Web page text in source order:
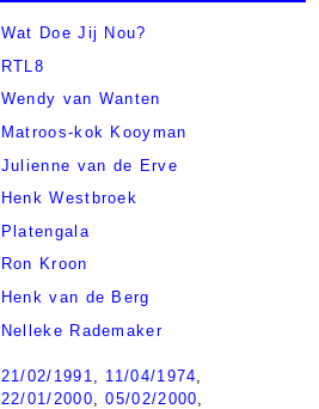
Wat Doe Jij Nou?
RTL8
Wendy van Wanten
Matroos-kok Kooyman
Julienne van de Erve
Henk Westbroek
Platengala
Ron Kroon
Henk van de Berg
Nelleke Rademaker
21/02/1991 11/04/1974
22/01/2000 ,05/02/2000